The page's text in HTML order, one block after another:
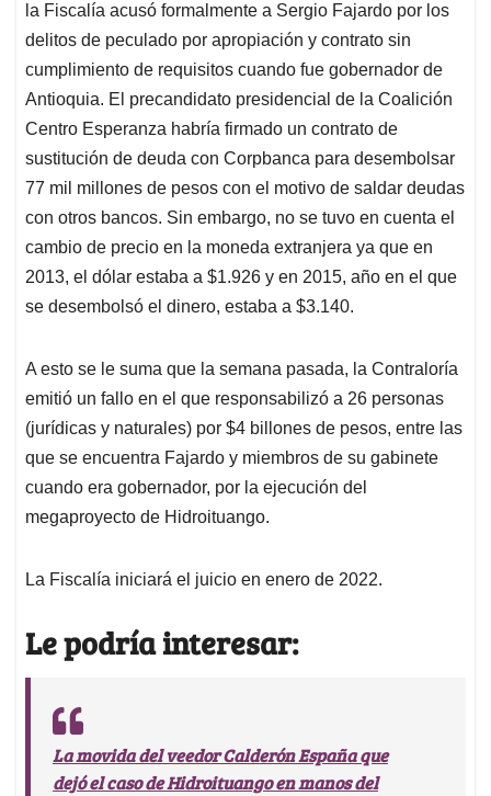
A
p
p
o
o
k
d
I
n
d
s
la Fiscalía acusó formalmente a Sergio Fajardo por los
delitos de peculado por apropiación y contrato sin
cumplimiento de requisitos cuando fue gobernador de
Antioquia. El precandidato presidencial de la Coalición
Centro Esperanza habría firmado un contrato de
sustitución de deuda con Corpbanca para desembolsar
77 mil millones de pesos con el motivo de saldar deudas
con otros bancos. Sin embargo, no se tuvo en cuenta el
cambio de precio en la moneda extranjera ya que en
2013, el dólar estaba a $1.926 y en 2015, año en el que
se desembolsó el dinero, estaba a $3.140.
A esto se le suma que la semana pasada, la Contraloría
emitió un fallo en el que responsabilizó a 26 personas
(jurídicas y naturales) por $4 billones de pesos, entre las
que se encuentra Fajardo y miembros de su gabinete
cuando era gobernador, por la ejecución del
megaproyecto de Hidroituango.
La Fiscalía iniciará el juicio en enero de 2022.
Le podría interesar:
La movida del veedor Calderón España que
dejó el caso de Hidroituango en manos del